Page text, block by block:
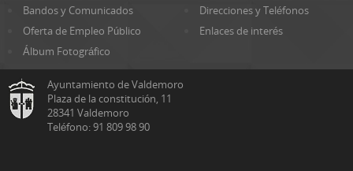
Bandos y Comunicados
Direcciones y Teléfonos
Oferta de Empleo Público
Enlaces de interés
Álbum Fotográfico
Ayuntamiento de Valdemoro
Plaza de la constitución, 11
28341 Valdemoro
Teléfono: 91 809 98 90